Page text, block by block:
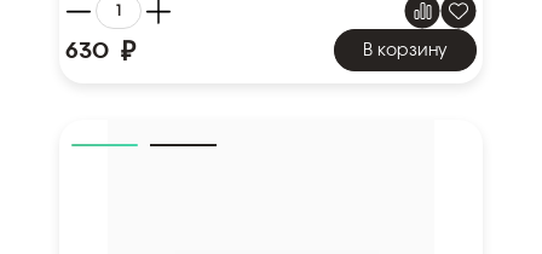
630 ₽ В корзину